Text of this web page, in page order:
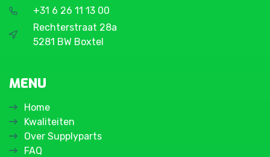
+31 6 26 11 13 00
Rechterstraat 28a
5281 BW Boxtel
MENU
Home
Kwaliteiten
Over Supplyparts
FAQ